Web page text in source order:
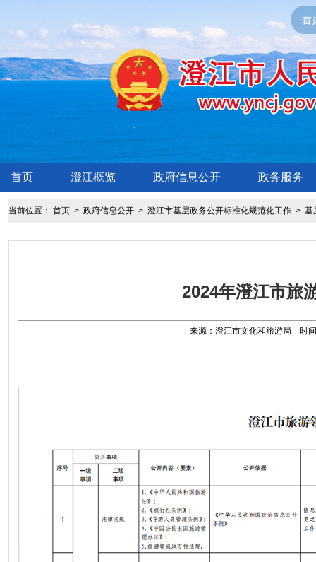
首
首页 澄江概览 政府信息公开 政务服务
当前位置： 首页> 政府信息公开> 澄江市基层政务公开标准化规范化工作> 基
2024年澄江市旅
来源：澄江市文化和旅游局 时